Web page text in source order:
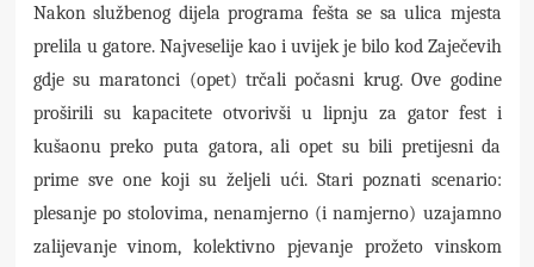
Nakon službenog dijela programa fešta se sa ulica mjesta
prelila u gatore. Najveselije kao i uvijek je bilo kod Zaječevih
gdje su maratonci (opet) trčali počasni krug. Ove godine
proširili su kapacitete otvorivši u lipnju za gator fest i
kušaonu preko puta gatora, ali opet su bili pretijesni da
prime sve one koji su željeli ući. Stari poznati scenario:
plesanje po stolovima, nenamjerno (i namjerno) uzajamno
zalijevanje vinom, kolektivno pjevanje prožeto vinskom